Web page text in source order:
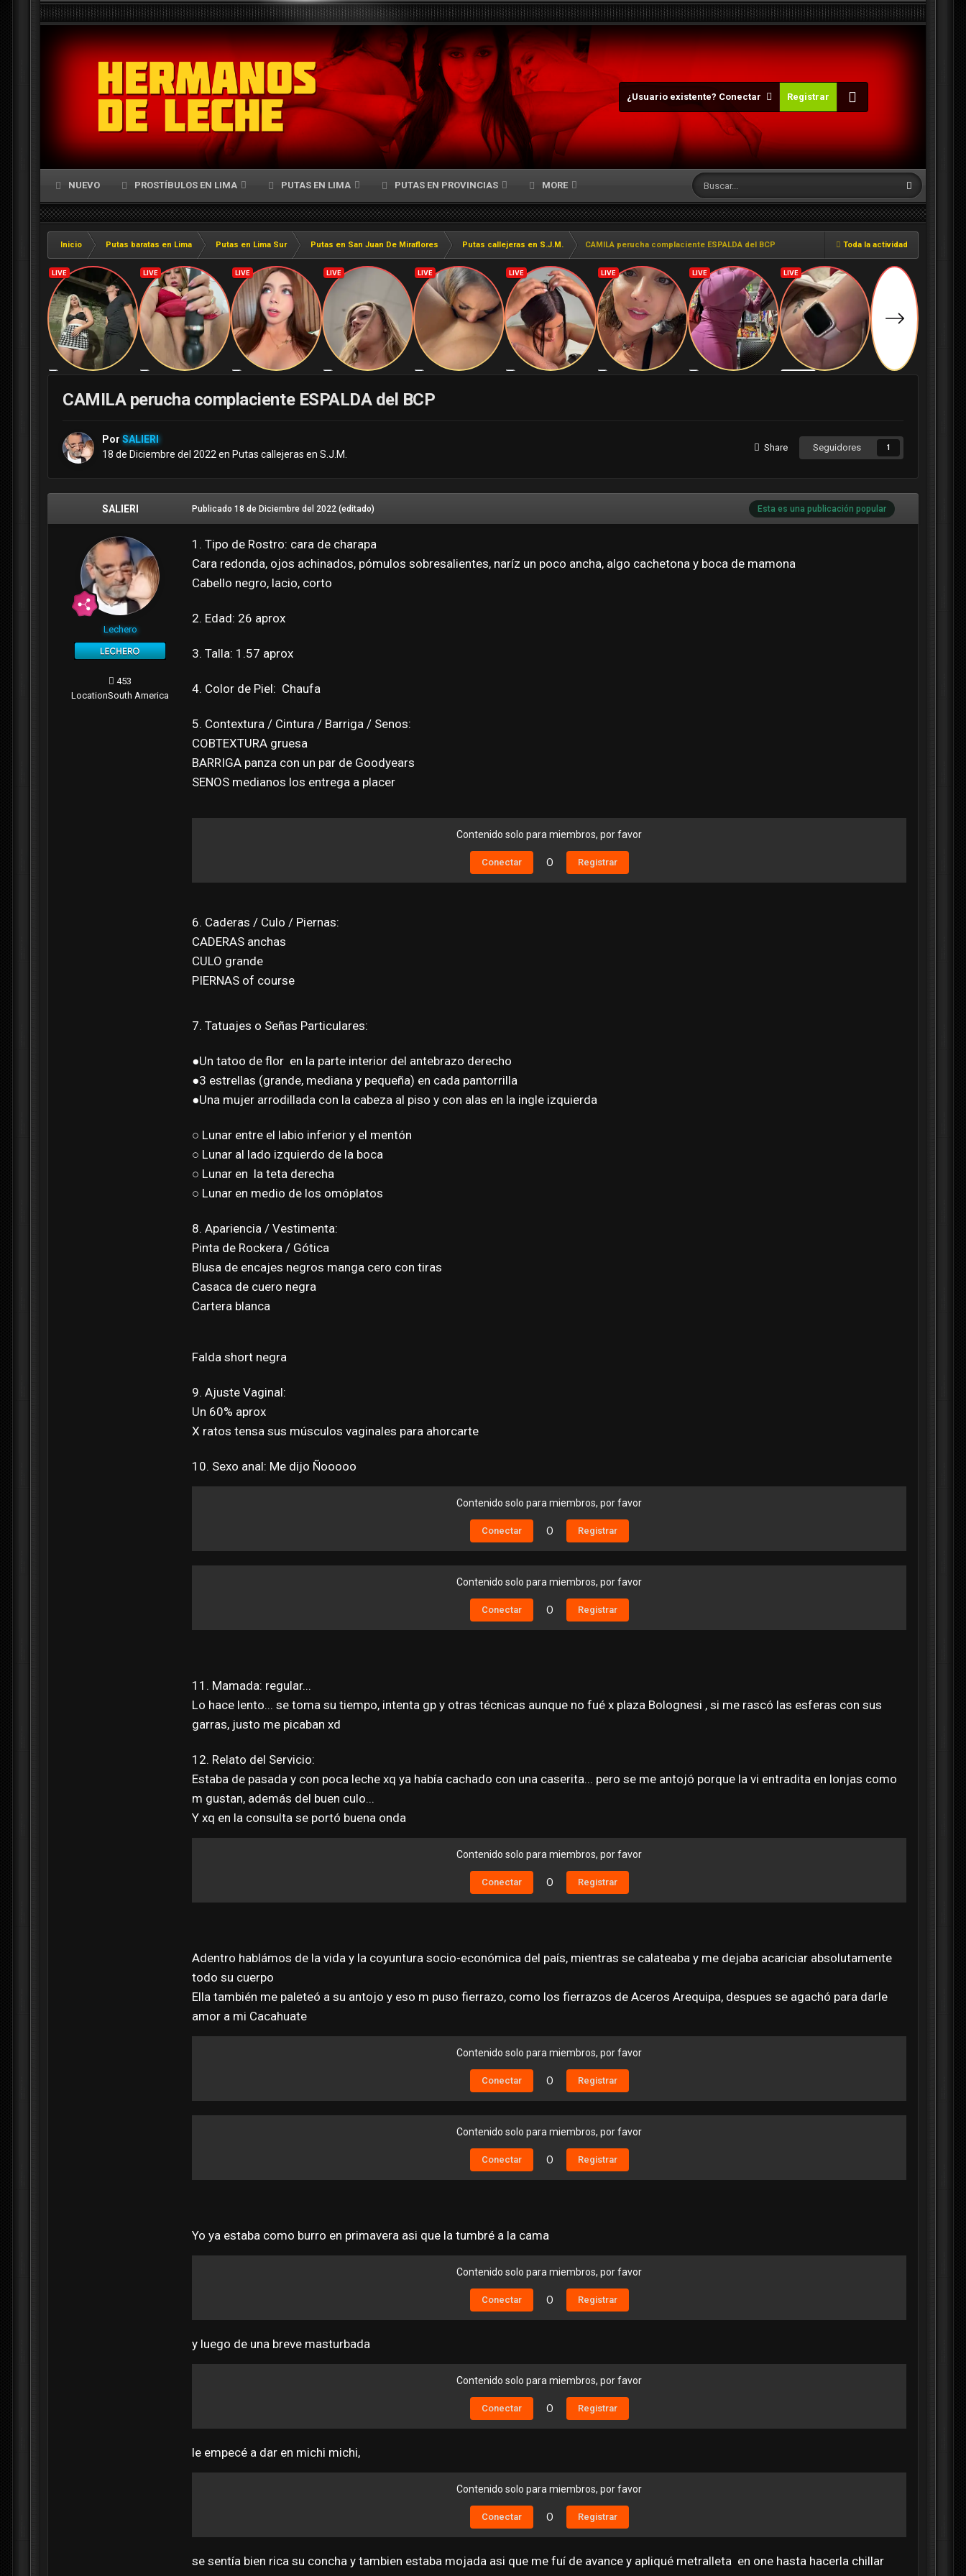
¿Usuario existente? Conectar Registrar
NUEVO PROSTÍBULOS EN LIMA PUTAS EN LIMA PUTAS EN PROVINCIAS MORE
Toda la actividad
Inicio Putas baratas en Lima Putas en Lima Sur Putas en San Juan De Miraflores Putas callejeras en S.J.M. CAMILA perucha complaciente ESPALDA del BCP
CAMILA perucha complaciente ESPALDA del BCP
Por SALIERI
18 de Diciembre del 2022en Putas callejeras en S.J.M.
Share Seguidores 1
SALIERI
Lechero
453
LocationSouth America
Esta es una publicación popular
Publicado 18 de Diciembre del 2022 (editado)
1. Tipo de Rostro: cara de charapa
Cara redonda, ojos achinados, pómulos sobresalientes, naríz un poco ancha, algo cachetona y boca de mamona
Cabello negro, lacio, corto
2. Edad: 26 aprox
3. Talla: 1.57 aprox
4. Color de Piel: Chaufa
5. Contextura / Cintura / Barriga / Senos:
COBTEXTURA gruesa
BARRIGA panza con un par de Goodyears
SENOS medianos los entrega a placer
Contenido solo para miembros, por favor
Conectar O Registrar
6. Caderas / Culo / Piernas:
CADERAS anchas
CULO grande
PIERNAS of course
7. Tatuajes o Señas Particulares:
●Un tatoo de flor en la parte interior del antebrazo derecho
●3 estrellas (grande, mediana y pequeña) en cada pantorrilla
●Una mujer arrodillada con la cabeza al piso y con alas en la ingle izquierda
○ Lunar entre el labio inferior y el mentón
○ Lunar al lado izquierdo de la boca
○ Lunar en la teta derecha
○ Lunar en medio de los omóplatos
8. Apariencia / Vestimenta:
Pinta de Rockera / Gótica
Blusa de encajes negros manga cero con tiras
Casaca de cuero negra
Cartera blanca
Falda short negra
9. Ajuste Vaginal:
Un 60% aprox
X ratos tensa sus músculos vaginales para ahorcarte
10. Sexo anal: Me dijo Ñooooo
Contenido solo para miembros, por favor
Conectar O Registrar
Contenido solo para miembros, por favor
Conectar O Registrar
11. Mamada: regular...
Lo hace lento... se toma su tiempo, intenta gp y otras técnicas aunque no fué x plaza Bolognesi , si me rascó las esferas con sus
garras, justo me picaban xd
12. Relato del Servicio:
Estaba de pasada y con poca leche xq ya había cachado con una caserita... pero se me antojó porque la vi entradita en lonjas como
m gustan, además del buen culo...
Y xq en la consulta se portó buena onda
Contenido solo para miembros, por favor
Conectar O Registrar
Adentro hablámos de la vida y la coyuntura socio-económica del país, mientras se calateaba y me dejaba acariciar absolutamente
todo su cuerpo
Ella también me paleteó a su antojo y eso m puso fierrazo, como los fierrazos de Aceros Arequipa, despues se agachó para darle
amor a mi Cacahuate
Contenido solo para miembros, por favor
Conectar O Registrar
Contenido solo para miembros, por favor
Conectar O Registrar
Yo ya estaba como burro en primavera asi que la tumbré a la cama
Contenido solo para miembros, por favor
Conectar O Registrar
y luego de una breve masturbada
Contenido solo para miembros, por favor
Conectar O Registrar
le empecé a dar en michi michi,
Contenido solo para miembros, por favor
Conectar O Registrar
se sentía bien rica su concha y tambien estaba mojada asi que me fuí de avance y apliqué metralleta en one hasta hacerla chillar